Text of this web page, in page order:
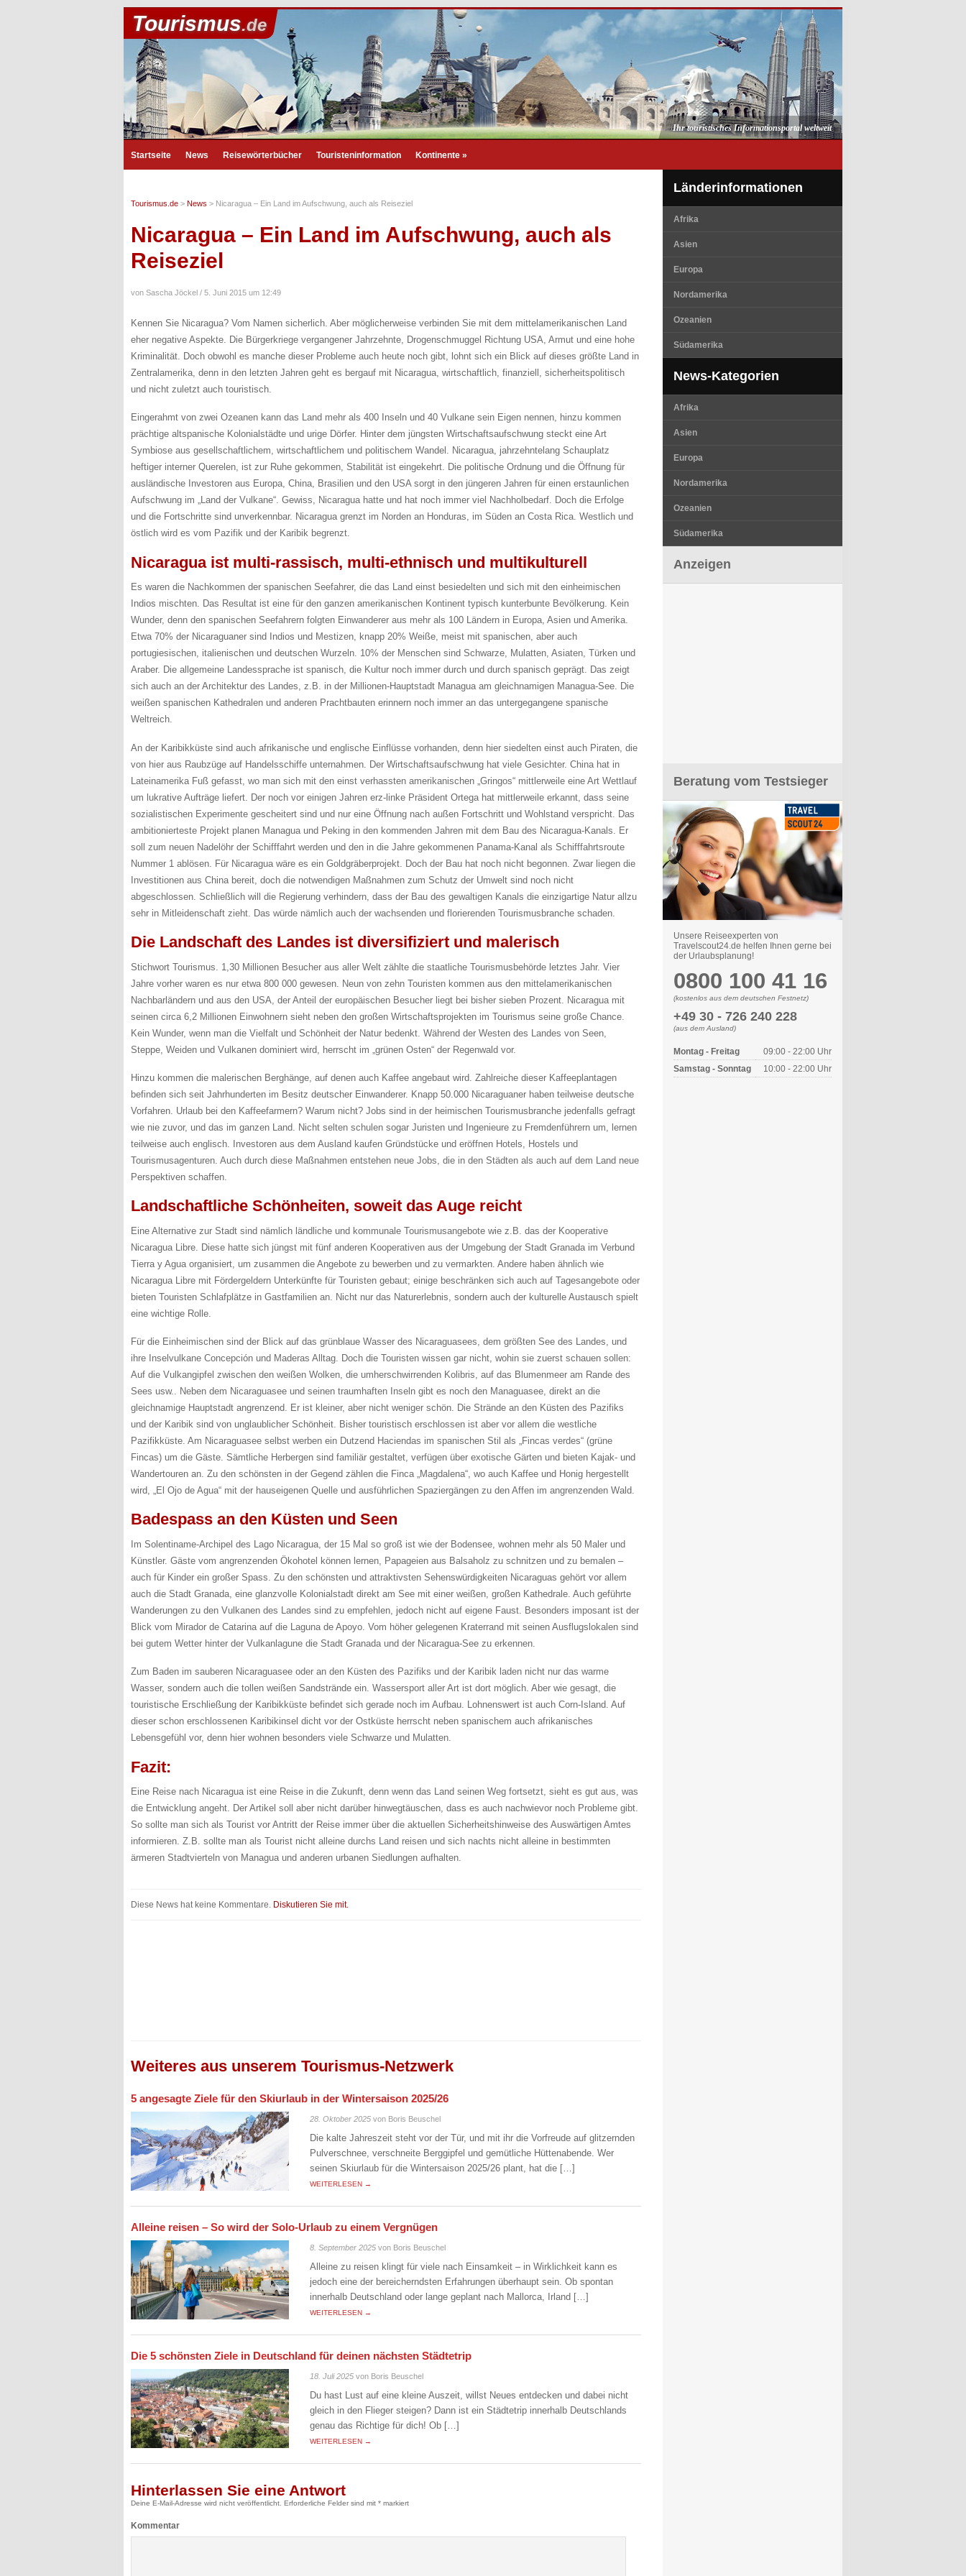
Tourismus.de
Ihr touristisches Informationsportal weltweit
Startseite News Reisewörterbücher Touristeninformation Kontinente »
Tourismus.de > News > Nicaragua – Ein Land im Aufschwung, auch als Reiseziel
Nicaragua – Ein Land im Aufschwung, auch als
Reiseziel
von Sascha Jöckel / 5. Juni 2015 um 12:49
Kennen Sie Nicaragua? Vom Namen sicherlich. Aber möglicherweise verbinden Sie mit dem mittelamerikanischen Land
eher negative Aspekte. Die Bürgerkriege vergangener Jahrzehnte, Drogenschmuggel Richtung USA, Armut und eine hohe
Kriminalität. Doch obwohl es manche dieser Probleme auch heute noch gibt, lohnt sich ein Blick auf dieses größte Land in
Zentralamerika, denn in den letzten Jahren geht es bergauf mit Nicaragua, wirtschaftlich, finanziell, sicherheitspolitisch
und nicht zuletzt auch touristisch.
Eingerahmt von zwei Ozeanen kann das Land mehr als 400 Inseln und 40 Vulkane sein Eigen nennen, hinzu kommen
prächtige altspanische Kolonialstädte und urige Dörfer. Hinter dem jüngsten Wirtschaftsaufschwung steckt eine Art
Symbiose aus gesellschaftlichem, wirtschaftlichem und politischem Wandel. Nicaragua, jahrzehntelang Schauplatz
heftiger interner Querelen, ist zur Ruhe gekommen, Stabilität ist eingekehrt. Die politische Ordnung und die Öffnung für
ausländische Investoren aus Europa, China, Brasilien und den USA sorgt in den jüngeren Jahren für einen erstaunlichen
Aufschwung im „Land der Vulkane“. Gewiss, Nicaragua hatte und hat noch immer viel Nachholbedarf. Doch die Erfolge
und die Fortschritte sind unverkennbar. Nicaragua grenzt im Norden an Honduras, im Süden an Costa Rica. Westlich und
östlich wird es vom Pazifik und der Karibik begrenzt.
Nicaragua ist multi-rassisch, multi-ethnisch und multikulturell
Es waren die Nachkommen der spanischen Seefahrer, die das Land einst besiedelten und sich mit den einheimischen
Indios mischten. Das Resultat ist eine für den ganzen amerikanischen Kontinent typisch kunterbunte Bevölkerung. Kein
Wunder, denn den spanischen Seefahrern folgten Einwanderer aus mehr als 100 Ländern in Europa, Asien und Amerika.
Etwa 70% der Nicaraguaner sind Indios und Mestizen, knapp 20% Weiße, meist mit spanischen, aber auch
portugiesischen, italienischen und deutschen Wurzeln. 10% der Menschen sind Schwarze, Mulatten, Asiaten, Türken und
Araber. Die allgemeine Landessprache ist spanisch, die Kultur noch immer durch und durch spanisch geprägt. Das zeigt
sich auch an der Architektur des Landes, z.B. in der Millionen-Hauptstadt Managua am gleichnamigen Managua-See. Die
weißen spanischen Kathedralen und anderen Prachtbauten erinnern noch immer an das untergegangene spanische
Weltreich.
An der Karibikküste sind auch afrikanische und englische Einflüsse vorhanden, denn hier siedelten einst auch Piraten, die
von hier aus Raubzüge auf Handelsschiffe unternahmen. Der Wirtschaftsaufschwung hat viele Gesichter. China hat in
Lateinamerika Fuß gefasst, wo man sich mit den einst verhassten amerikanischen „Gringos“ mittlerweile eine Art Wettlauf
um lukrative Aufträge liefert. Der noch vor einigen Jahren erz-linke Präsident Ortega hat mittlerweile erkannt, dass seine
sozialistischen Experimente gescheitert sind und nur eine Öffnung nach außen Fortschritt und Wohlstand verspricht. Das
ambitionierteste Projekt planen Managua und Peking in den kommenden Jahren mit dem Bau des Nicaragua-Kanals. Er
soll zum neuen Nadelöhr der Schifffahrt werden und den in die Jahre gekommenen Panama-Kanal als Schifffahrtsroute
Nummer 1 ablösen. Für Nicaragua wäre es ein Goldgräberprojekt. Doch der Bau hat noch nicht begonnen. Zwar liegen die
Investitionen aus China bereit, doch die notwendigen Maßnahmen zum Schutz der Umwelt sind noch nicht
abgeschlossen. Schließlich will die Regierung verhindern, dass der Bau des gewaltigen Kanals die einzigartige Natur allzu
sehr in Mitleidenschaft zieht. Das würde nämlich auch der wachsenden und florierenden Tourismusbranche schaden.
Die Landschaft des Landes ist diversifiziert und malerisch
Stichwort Tourismus. 1,30 Millionen Besucher aus aller Welt zählte die staatliche Tourismusbehörde letztes Jahr. Vier
Jahre vorher waren es nur etwa 800 000 gewesen. Neun von zehn Touristen kommen aus den mittelamerikanischen
Nachbarländern und aus den USA, der Anteil der europäischen Besucher liegt bei bisher sieben Prozent. Nicaragua mit
seinen circa 6,2 Millionen Einwohnern sieht neben den großen Wirtschaftsprojekten im Tourismus seine große Chance.
Kein Wunder, wenn man die Vielfalt und Schönheit der Natur bedenkt. Während der Westen des Landes von Seen,
Steppe, Weiden und Vulkanen dominiert wird, herrscht im „grünen Osten“ der Regenwald vor.
Hinzu kommen die malerischen Berghänge, auf denen auch Kaffee angebaut wird. Zahlreiche dieser Kaffeeplantagen
befinden sich seit Jahrhunderten im Besitz deutscher Einwanderer. Knapp 50.000 Nicaraguaner haben teilweise deutsche
Vorfahren. Urlaub bei den Kaffeefarmern? Warum nicht? Jobs sind in der heimischen Tourismusbranche jedenfalls gefragt
wie nie zuvor, und das im ganzen Land. Nicht selten schulen sogar Juristen und Ingenieure zu Fremdenführern um, lernen
teilweise auch englisch. Investoren aus dem Ausland kaufen Gründstücke und eröffnen Hotels, Hostels und
Tourismusagenturen. Auch durch diese Maßnahmen entstehen neue Jobs, die in den Städten als auch auf dem Land neue
Perspektiven schaffen.
Landschaftliche Schönheiten, soweit das Auge reicht
Eine Alternative zur Stadt sind nämlich ländliche und kommunale Tourismusangebote wie z.B. das der Kooperative
Nicaragua Libre. Diese hatte sich jüngst mit fünf anderen Kooperativen aus der Umgebung der Stadt Granada im Verbund
Tierra y Agua organisiert, um zusammen die Angebote zu bewerben und zu vermarkten. Andere haben ähnlich wie
Nicaragua Libre mit Fördergeldern Unterkünfte für Touristen gebaut; einige beschränken sich auch auf Tagesangebote oder
bieten Touristen Schlafplätze in Gastfamilien an. Nicht nur das Naturerlebnis, sondern auch der kulturelle Austausch spielt
eine wichtige Rolle.
Für die Einheimischen sind der Blick auf das grünblaue Wasser des Nicaraguasees, dem größten See des Landes, und
ihre Inselvulkane Concepción und Maderas Alltag. Doch die Touristen wissen gar nicht, wohin sie zuerst schauen sollen:
Auf die Vulkangipfel zwischen den weißen Wolken, die umherschwirrenden Kolibris, auf das Blumenmeer am Rande des
Sees usw.. Neben dem Nicaraguasee und seinen traumhaften Inseln gibt es noch den Managuasee, direkt an die
gleichnamige Hauptstadt angrenzend. Er ist kleiner, aber nicht weniger schön. Die Strände an den Küsten des Pazifiks
und der Karibik sind von unglaublicher Schönheit. Bisher touristisch erschlossen ist aber vor allem die westliche
Pazifikküste. Am Nicaraguasee selbst werben ein Dutzend Haciendas im spanischen Stil als „Fincas verdes“ (grüne
Fincas) um die Gäste. Sämtliche Herbergen sind familiär gestaltet, verfügen über exotische Gärten und bieten Kajak- und
Wandertouren an. Zu den schönsten in der Gegend zählen die Finca „Magdalena“, wo auch Kaffee und Honig hergestellt
wird, „El Ojo de Agua“ mit der hauseigenen Quelle und ausführlichen Spaziergängen zu den Affen im angrenzenden Wald.
Badespass an den Küsten und Seen
Im Solentiname-Archipel des Lago Nicaragua, der 15 Mal so groß ist wie der Bodensee, wohnen mehr als 50 Maler und
Künstler. Gäste vom angrenzenden Ökohotel können lernen, Papageien aus Balsaholz zu schnitzen und zu bemalen –
auch für Kinder ein großer Spass. Zu den schönsten und attraktivsten Sehenswürdigkeiten Nicaraguas gehört vor allem
auch die Stadt Granada, eine glanzvolle Kolonialstadt direkt am See mit einer weißen, großen Kathedrale. Auch geführte
Wanderungen zu den Vulkanen des Landes sind zu empfehlen, jedoch nicht auf eigene Faust. Besonders imposant ist der
Blick vom Mirador de Catarina auf die Laguna de Apoyo. Vom höher gelegenen Kraterrand mit seinen Ausflugslokalen sind
bei gutem Wetter hinter der Vulkanlagune die Stadt Granada und der Nicaragua-See zu erkennen.
Zum Baden im sauberen Nicaraguasee oder an den Küsten des Pazifiks und der Karibik laden nicht nur das warme
Wasser, sondern auch die tollen weißen Sandstrände ein. Wassersport aller Art ist dort möglich. Aber wie gesagt, die
touristische Erschließung der Karibikküste befindet sich gerade noch im Aufbau. Lohnenswert ist auch Corn-Island. Auf
dieser schon erschlossenen Karibikinsel dicht vor der Ostküste herrscht neben spanischem auch afrikanisches
Lebensgefühl vor, denn hier wohnen besonders viele Schwarze und Mulatten.
Fazit:
Eine Reise nach Nicaragua ist eine Reise in die Zukunft, denn wenn das Land seinen Weg fortsetzt, sieht es gut aus, was
die Entwicklung angeht. Der Artikel soll aber nicht darüber hinwegtäuschen, dass es auch nachwievor noch Probleme gibt.
So sollte man sich als Tourist vor Antritt der Reise immer über die aktuellen Sicherheitshinweise des Auswärtigen Amtes
informieren. Z.B. sollte man als Tourist nicht alleine durchs Land reisen und sich nachts nicht alleine in bestimmten
ärmeren Stadtvierteln von Managua und anderen urbanen Siedlungen aufhalten.
Diese News hat keine Kommentare. Diskutieren Sie mit.
Weiteres aus unserem Tourismus-Netzwerk
5 angesagte Ziele für den Skiurlaub in der Wintersaison 2025/26
28. Oktober 2025 von Boris Beuschel
Die kalte Jahreszeit steht vor der Tür, und mit ihr die Vorfreude auf glitzernden
Pulverschnee, verschneite Berggipfel und gemütliche Hüttenabende. Wer
seinen Skiurlaub für die Wintersaison 2025/26 plant, hat die […]
WEITERLESEN →
Alleine reisen – So wird der Solo-Urlaub zu einem Vergnügen
8. September 2025 von Boris Beuschel
Alleine zu reisen klingt für viele nach Einsamkeit – in Wirklichkeit kann es
jedoch eine der bereicherndsten Erfahrungen überhaupt sein. Ob spontan
innerhalb Deutschland oder lange geplant nach Mallorca, Irland […]
WEITERLESEN →
Die 5 schönsten Ziele in Deutschland für deinen nächsten Städtetrip
18. Juli 2025 von Boris Beuschel
Du hast Lust auf eine kleine Auszeit, willst Neues entdecken und dabei nicht
gleich in den Flieger steigen? Dann ist ein Städtetrip innerhalb Deutschlands
genau das Richtige für dich! Ob […]
WEITERLESEN →
Hinterlassen Sie eine Antwort
Deine E-Mail-Adresse wird nicht veröffentlicht. Erforderliche Felder sind mit * markiert
Kommentar
Länderinformationen
Afrika
Asien
Europa
Nordamerika
Ozeanien
Südamerika
News-Kategorien
Afrika
Asien
Europa
Nordamerika
Ozeanien
Südamerika
Anzeigen
Beratung vom Testsieger
Unsere Reiseexperten von
Travelscout24.de helfen Ihnen gerne bei
der Urlaubsplanung!
0800 100 41 16
(kostenlos aus dem deutschen Festnetz)
+49 30 - 726 240 228
(aus dem Ausland)
Montag - Freitag
09:00 - 22:00 Uhr
Samstag - Sonntag
10:00 - 22:00 Uhr